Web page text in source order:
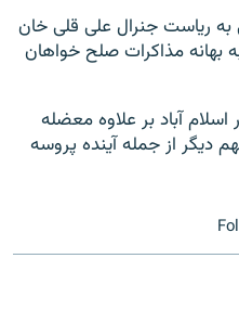
به ریاست جنرال علی قلی خان
مذاکرات صلح خواهان
آباد بر علاوه معضله
دیگر از جمله آینده پروسه